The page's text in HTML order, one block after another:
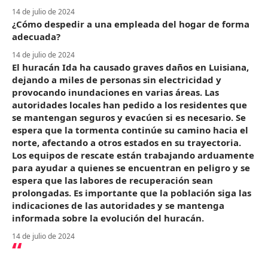
14 de julio de 2024
¿Cómo despedir a una empleada del hogar de forma
adecuada?
14 de julio de 2024
El huracán Ida ha causado graves daños en Luisiana,
dejando a miles de personas sin electricidad y
provocando inundaciones en varias áreas. Las
autoridades locales han pedido a los residentes que
se mantengan seguros y evacúen si es necesario. Se
espera que la tormenta continúe su camino hacia el
norte, afectando a otros estados en su trayectoria.
Los equipos de rescate están trabajando arduamente
para ayudar a quienes se encuentran en peligro y se
espera que las labores de recuperación sean
prolongadas. Es importante que la población siga las
indicaciones de las autoridades y se mantenga
informada sobre la evolución del huracán.
14 de julio de 2024